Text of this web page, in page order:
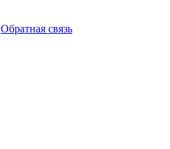
Обратная связь